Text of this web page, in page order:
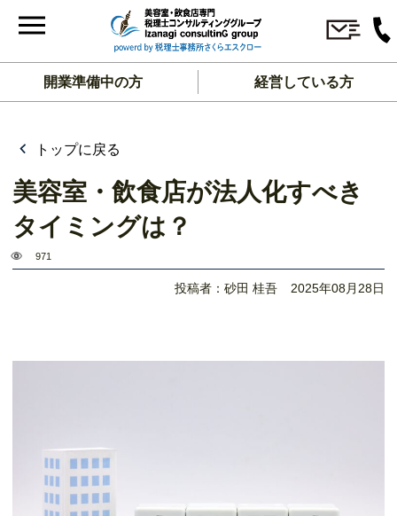
開業準備中の方 経営している方
トップに戻る
美容室・飲食店が法人化すべき
タイミングは？
971
投稿者：砂田 桂吾 2025年08月28日